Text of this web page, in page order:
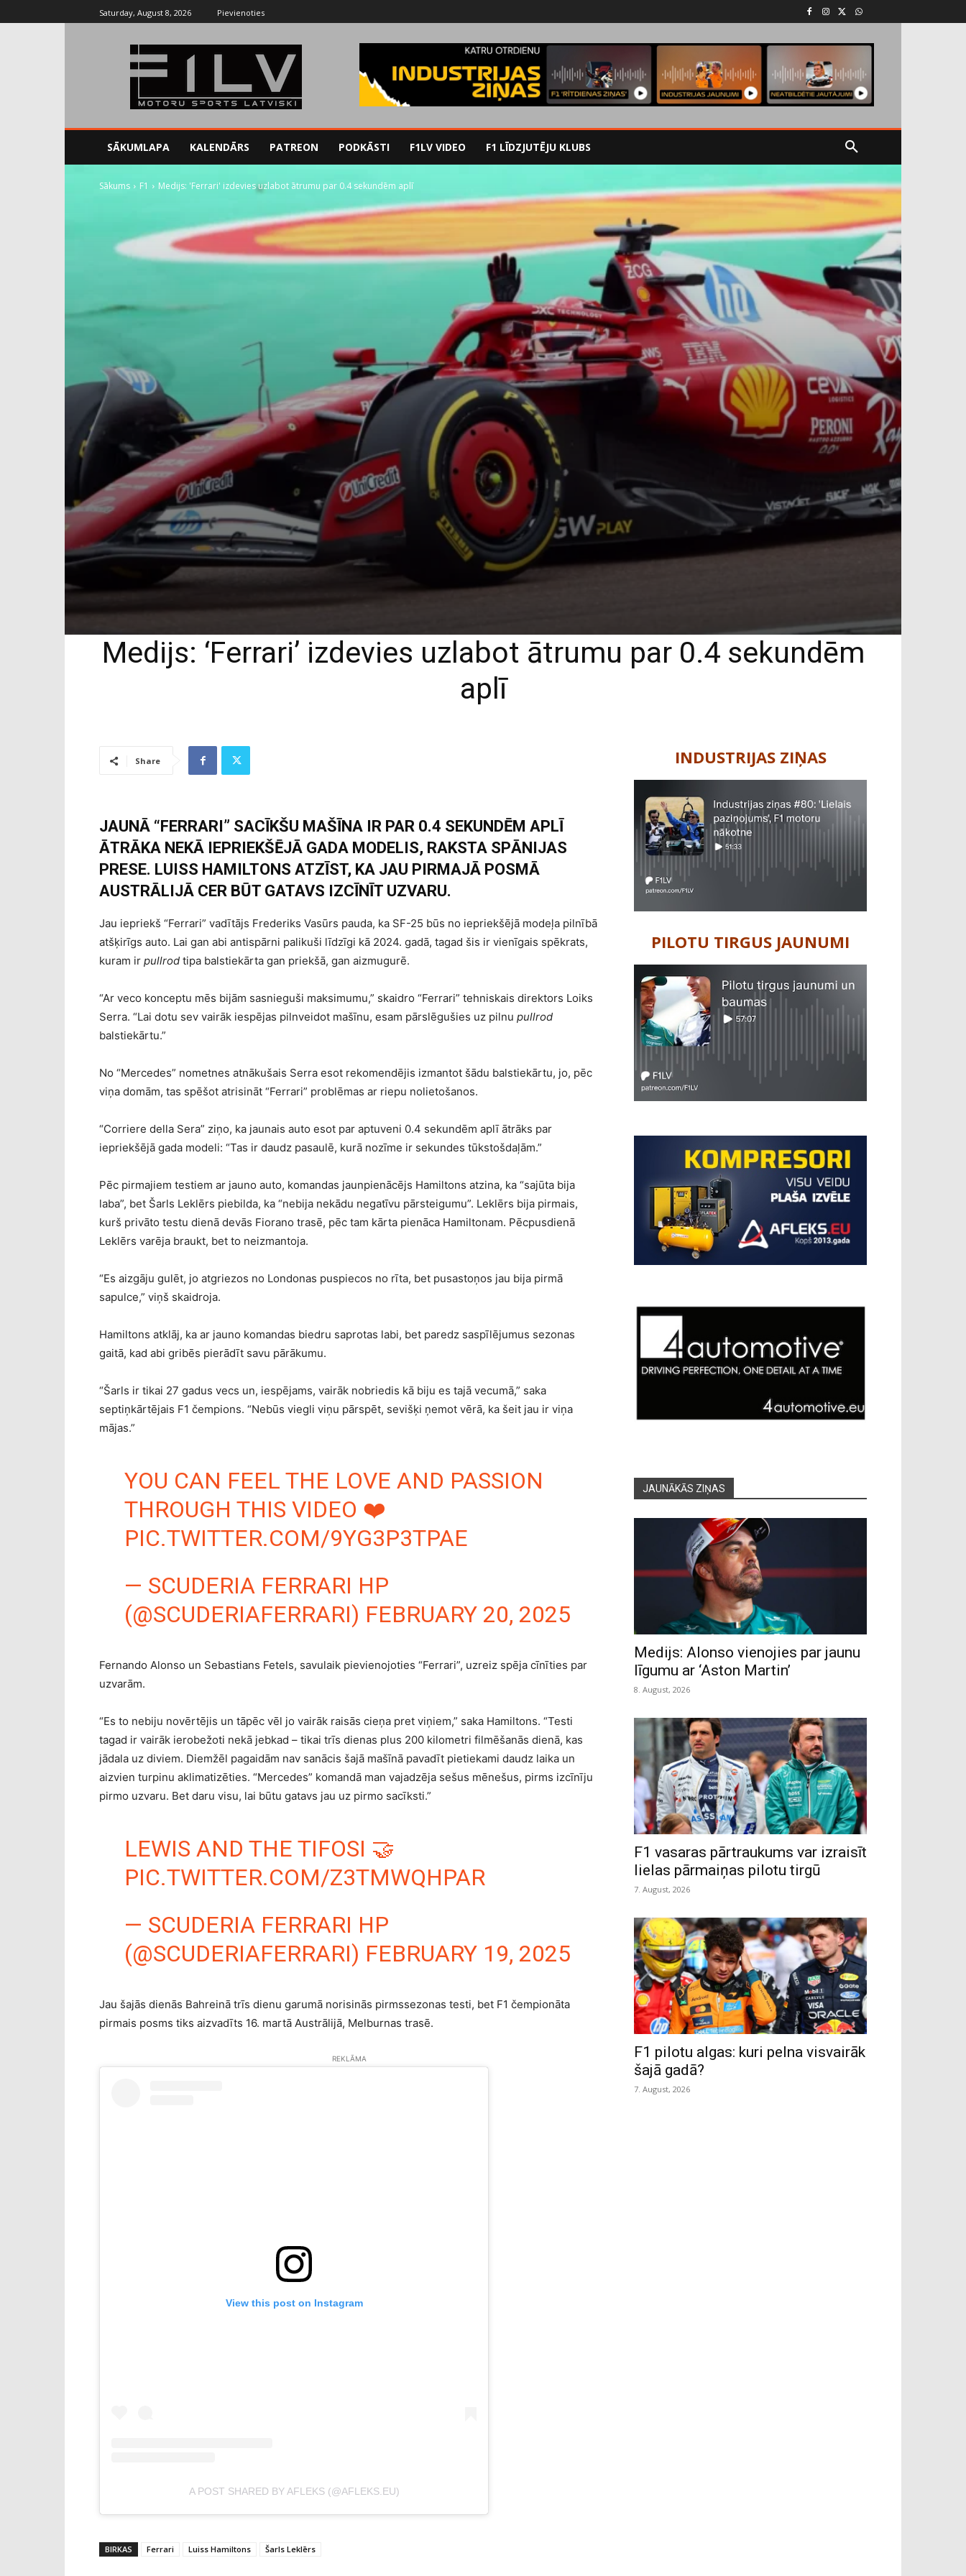
Saturday, August 8, 2026 Pievienoties
SĀKUMLAPA KALENDĀRS PATREON PODKĀSTI F1LV VIDEO F1 LĪDZJUTĒJU KLUBS
Sākums F1 Medijs: 'Ferrari' izdevies uzlabot ātrumu par 0.4 sekundēm aplī
Medijs: ‘Ferrari’ izdevies uzlabot ātrumu par 0.4 sekundēm
aplī
Share
JAUNĀ “FERRARI” SACĪKŠU MAŠĪNA IR PAR 0.4 SEKUNDĒM APLĪ
ĀTRĀKA NEKĀ IEPRIEKŠĒJĀ GADA MODELIS, RAKSTA SPĀNIJAS
PRESE. LUISS HAMILTONS ATZĪST, KA JAU PIRMAJĀ POSMĀ
AUSTRĀLIJĀ CER BŪT GATAVS IZCĪNĪT UZVARU.
Jau iepriekš “Ferrari” vadītājs Frederiks Vasūrs pauda, ka SF-25 būs no iepriekšējā modeļa pilnībā
atšķirīgs auto. Lai gan abi antispārni palikuši līdzīgi kā 2024. gadā, tagad šis ir vienīgais spēkrats,
kuram ir pullrod tipa balstiekārta gan priekšā, gan aizmugurē.
“Ar veco konceptu mēs bijām sasnieguši maksimumu,” skaidro “Ferrari” tehniskais direktors Loiks
Serra. “Lai dotu sev vairāk iespējas pilnveidot mašīnu, esam pārslēgušies uz pilnu pullrod
balstiekārtu.”
No “Mercedes” nometnes atnākušais Serra esot rekomendējis izmantot šādu balstiekārtu, jo, pēc
viņa domām, tas spēšot atrisināt “Ferrari” problēmas ar riepu nolietošanos.
“Corriere della Sera” ziņo, ka jaunais auto esot par aptuveni 0.4 sekundēm aplī ātrāks par
iepriekšējā gada modeli: “Tas ir daudz pasaulē, kurā nozīme ir sekundes tūkstošdaļām.”
Pēc pirmajiem testiem ar jauno auto, komandas jaunpienācējs Hamiltons atzina, ka “sajūta bija
laba”, bet Šarls Leklērs piebilda, ka “nebija nekādu negatīvu pārsteigumu”. Leklērs bija pirmais,
kurš privāto testu dienā devās Fiorano trasē, pēc tam kārta pienāca Hamiltonam. Pēcpusdienā
Leklērs varēja braukt, bet to neizmantoja.
“Es aizgāju gulēt, jo atgriezos no Londonas puspiecos no rīta, bet pusastoņos jau bija pirmā
sapulce,” viņš skaidroja.
Hamiltons atklāj, ka ar jauno komandas biedru saprotas labi, bet paredz saspīlējumus sezonas
gaitā, kad abi gribēs pierādīt savu pārākumu.
“Šarls ir tikai 27 gadus vecs un, iespējams, vairāk nobriedis kā biju es tajā vecumā,” saka
septiņkārtējais F1 čempions. “Nebūs viegli viņu pārspēt, sevišķi ņemot vērā, ka šeit jau ir viņa
mājas.”
YOU CAN FEEL THE LOVE AND PASSION
THROUGH THIS VIDEO ❤️
PIC.TWITTER.COM/9YG3P3TPAE
— SCUDERIA FERRARI HP
(@SCUDERIAFERRARI) FEBRUARY 20, 2025
Fernando Alonso un Sebastians Fetels, savulaik pievienojoties “Ferrari”, uzreiz spēja cīnīties par
uzvarām.
“Es to nebiju novērtējis un tāpēc vēl jo vairāk raisās cieņa pret viņiem,” saka Hamiltons. “Testi
tagad ir vairāk ierobežoti nekā jebkad – tikai trīs dienas plus 200 kilometri filmēšanās dienā, kas
jādala uz diviem. Diemžēl pagaidām nav sanācis šajā mašīnā pavadīt pietiekami daudz laika un
aizvien turpinu aklimatizēties. “Mercedes” komandā man vajadzēja sešus mēnešus, pirms izcīnīju
pirmo uzvaru. Bet daru visu, lai būtu gatavs jau uz pirmo sacīksti.”
LEWIS AND THE TIFOSI 🤝
PIC.TWITTER.COM/Z3TMWQHPAR
— SCUDERIA FERRARI HP
(@SCUDERIAFERRARI) FEBRUARY 19, 2025
Jau šajās dienās Bahreinā trīs dienu garumā norisinās pirmssezonas testi, bet F1 čempionāta
pirmais posms tiks aizvadīts 16. martā Austrālijā, Melburnas trasē.
REKLĀMA
View this post on Instagram
A POST SHARED BY AFLEKS (@AFLEKS.EU)
BIRKAS Ferrari Luiss Hamiltons Šarls Leklērs
INDUSTRIJAS ZIŅAS
PILOTU TIRGUS JAUNUMI
JAUNĀKĀS ZIŅAS
Medijs: Alonso vienojies par jaunu
līgumu ar ‘Aston Martin’
8. August, 2026
F1 vasaras pārtraukums var izraisīt
lielas pārmaiņas pilotu tirgū
7. August, 2026
F1 pilotu algas: kuri pelna visvairāk
šajā gadā?
7. August, 2026